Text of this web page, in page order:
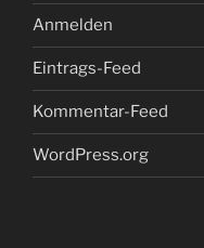
Anmelden
Eintrags-Feed
Kommentar-Feed
WordPress.org